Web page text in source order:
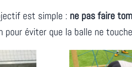
est simple : ne pas faire
pour éviter que la balle ne